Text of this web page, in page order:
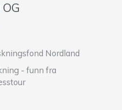
Nordland
- funn fra